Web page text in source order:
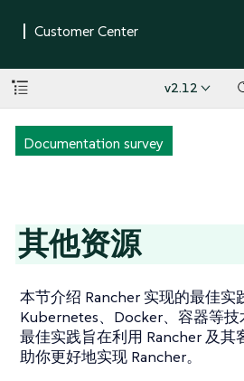
v2.12
Documentation survey
其他资源
本节介绍 Rancher 实现的最佳实
Kubernetes、Docker、容器等技
最佳实践旨在利用 Rancher 及其
助你更好地实现 Rancher。